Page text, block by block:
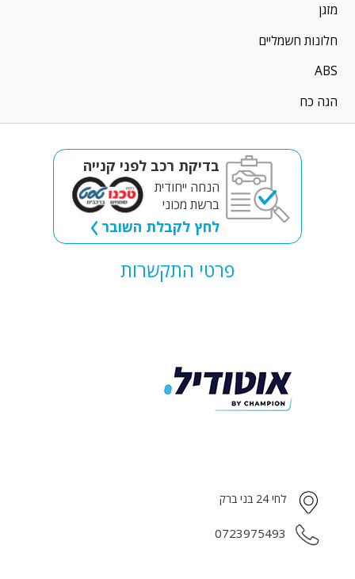
מזגן
חלונות חשמליים
ABS
הגה כח
בדיקת רכב לפני קנייה
הנחה ייחודית
ברשת מכוני
לחץ לקבלת השובר
פרטי התקשרות
לחי 24 בני ברק
0723975493